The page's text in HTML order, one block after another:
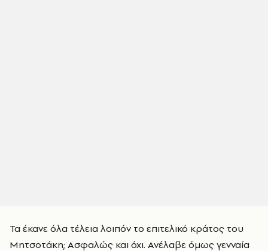
Τα έκανε όλα τέλεια λοιπόν το επιτελικό κράτος του
Μητσοτάκη; Ασφαλώς και όχι. Ανέλαβε όμως γενναία